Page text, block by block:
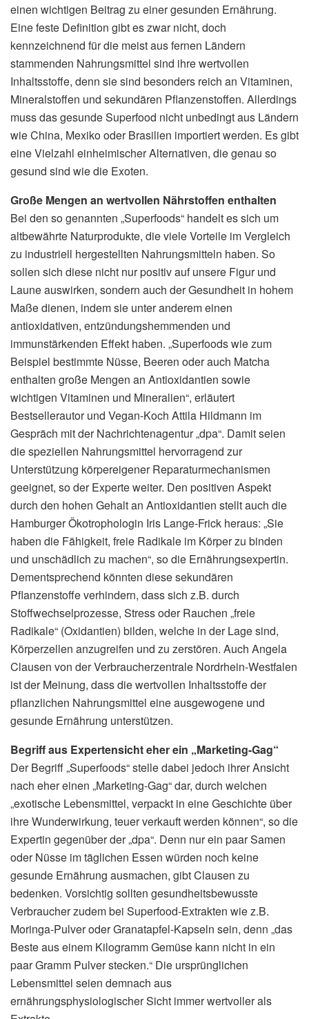
einen wichtigen Beitrag zu einer gesunden Ernährung.
Eine feste Definition gibt es zwar nicht, doch
kennzeichnend für die meist aus fernen Ländern
stammenden Nahrungsmittel sind ihre wertvollen
Inhaltsstoffe, denn sie sind besonders reich an Vitaminen,
Mineralstoffen und sekundären Pflanzenstoffen. Allerdings
muss das gesunde Superfood nicht unbedingt aus Ländern
wie China, Mexiko oder Brasilien importiert werden. Es gibt
eine Vielzahl einheimischer Alternativen, die genau so
gesund sind wie die Exoten.
Große Mengen an wertvollen Nährstoffen enthalten
Bei den so genannten „Superfoods“ handelt es sich um
altbewährte Naturprodukte, die viele Vorteile im Vergleich
zu industriell hergestellten Nahrungsmitteln haben. So
sollen sich diese nicht nur positiv auf unsere Figur und
Laune auswirken, sondern auch der Gesundheit in hohem
Maße dienen, indem sie unter anderem einen
antioxidativen, entzündungshemmenden und
immunstärkenden Effekt haben. „Superfoods wie zum
Beispiel bestimmte Nüsse, Beeren oder auch Matcha
enthalten große Mengen an Antioxidantien sowie
wichtigen Vitaminen und Mineralien“, erläutert
Bestsellerautor und Vegan-Koch Attila Hildmann im
Gespräch mit der Nachrichtenagentur „dpa“. Damit seien
die speziellen Nahrungsmittel hervorragend zur
Unterstützung körpereigener Reparaturmechanismen
geeignet, so der Experte weiter. Den positiven Aspekt
durch den hohen Gehalt an Antioxidantien stellt auch die
Hamburger Ökotrophologin Iris Lange-Frick heraus: „Sie
haben die Fähigkeit, freie Radikale im Körper zu binden
und unschädlich zu machen“, so die Ernährungsexpertin.
Dementsprechend könnten diese sekundären
Pflanzenstoffe verhindern, dass sich z.B. durch
Stoffwechselprozesse, Stress oder Rauchen „freie
Radikale“ (Oxidantien) bilden, welche in der Lage sind,
Körperzellen anzugreifen und zu zerstören. Auch Angela
Clausen von der Verbraucherzentrale Nordrhein-Westfalen
ist der Meinung, dass die wertvollen Inhaltsstoffe der
pflanzlichen Nahrungsmittel eine ausgewogene und
gesunde Ernährung unterstützen.
Begriff aus Expertensicht eher ein „Marketing-Gag“
Der Begriff „Superfoods“ stelle dabei jedoch ihrer Ansicht
nach eher einen „Marketing-Gag“ dar, durch welchen
„exotische Lebensmittel, verpackt in eine Geschichte über
ihre Wunderwirkung, teuer verkauft werden können“, so die
Expertin gegenüber der „dpa“. Denn nur ein paar Samen
oder Nüsse im täglichen Essen würden noch keine
gesunde Ernährung ausmachen, gibt Clausen zu
bedenken. Vorsichtig sollten gesundheitsbewusste
Verbraucher zudem bei Superfood-Extrakten wie z.B.
Moringa-Pulver oder Granatapfel-Kapseln sein, denn „das
Beste aus einem Kilogramm Gemüse kann nicht in ein
paar Gramm Pulver stecken.“ Die ursprünglichen
Lebensmittel seien demnach aus
ernährungsphysiologischer Sicht immer wertvoller als